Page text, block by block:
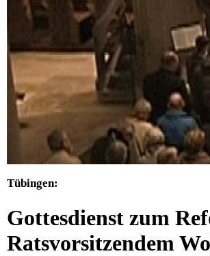
Tübingen:
Gottesdienst zum
Ratsvorsitzendem